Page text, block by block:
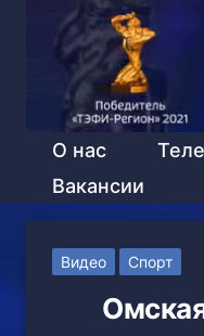
О нас
Вакансии
Видео Спорт